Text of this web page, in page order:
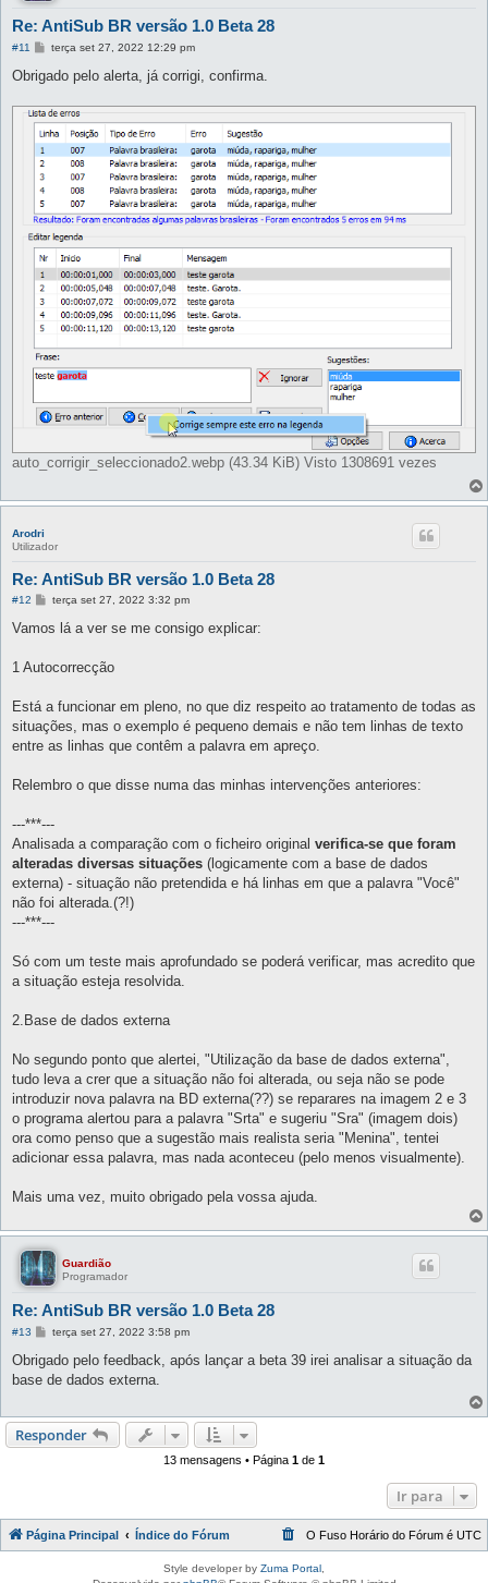
Re: AntiSub BR versão 1.0 Beta 28
#11
M
n
g
e
m
terça set 27, 2022 12:29 pm
Obrigado pelo alerta, já corrigi, confirma.
auto_corrigir_seleccionado2.webp (43.34 KiB) Visto 1308691 vezes
Arodri
Utilizador
Re: AntiSub BR versão 1.0 Beta 28
#12
M
n
g
terça set 27, 2022 3:32 pm
Vamos lá a ver se me consigo explicar:
1 Autocorrecção
Está a funcionar em pleno, no que diz respeito ao tratamento de todas as
situações, mas o exemplo é pequeno demais e não tem linhas de texto
entre as linhas que contêm a palavra em apreço.
Relembro o que disse numa das minhas intervenções anteriores:
---***---
Analisada a comparação com o ficheiro original verifica-se que foram
alteradas diversas situações (logicamente com a base de dados
externa) - situação não pretendida e há linhas em que a palavra "Você"
não foi alterada.(?!)
---***---
Só com um teste mais aprofundado se poderá verificar, mas acredito que
a situação esteja resolvida.
2.Base de dados externa
No segundo ponto que alertei, "Utilização da base de dados externa",
tudo leva a crer que a situação não foi alterada, ou seja não se pode
introduzir nova palavra na BD externa(??) se reparares na imagem 2 e 3
o programa alertou para a palavra "Srta" e sugeriu "Sra" (imagem dois)
ora como penso que a sugestão mais realista seria "Menina", tentei
adicionar essa palavra, mas nada aconteceu (pelo menos visualmente).
Mais uma vez, muito obrigado pela vossa ajuda.
Guardião
Programador
Re: AntiSub BR versão 1.0 Beta 28
#13
M
n
a
m
terça set 27, 2022 3:58 pm
Obrigado pelo feedback, após lançar a beta 39 irei analisar a situação da
base de dados externa.
Responder
13 mensagens • Página 1 de 1
Ir para
Página Principal Índice do Fórum O Fuso Horário do Fórum é UTC
Style developer by Zuma Portal